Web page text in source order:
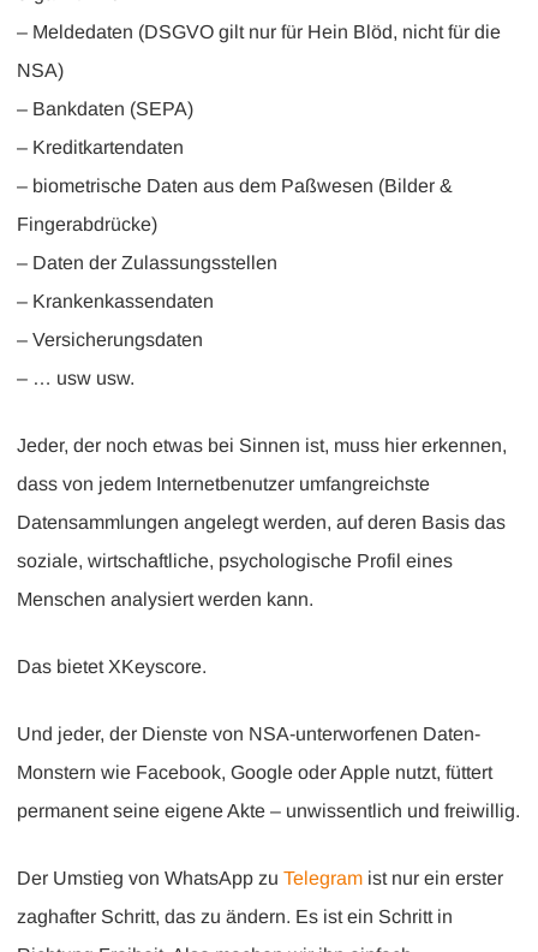
– Meldedaten (DSGVO gilt nur für Hein Blöd, nicht für die
NSA)
– Bankdaten (SEPA)
– Kreditkartendaten
– biometrische Daten aus dem Paßwesen (Bilder &
Fingerabdrücke)
– Daten der Zulassungsstellen
– Krankenkassendaten
– Versicherungsdaten
– … usw usw.
Jeder, der noch etwas bei Sinnen ist, muss hier erkennen,
dass von jedem Internetbenutzer umfangreichste
Datensammlungen angelegt werden, auf deren Basis das
soziale, wirtschaftliche, psychologische Profil eines
Menschen analysiert werden kann.
Das bietet XKeyscore.
Und jeder, der Dienste von NSA-unterworfenen Daten-
Monstern wie Facebook, Google oder Apple nutzt, füttert
permanent seine eigene Akte – unwissentlich und freiwillig.
Der Umstieg von WhatsApp zu Telegram ist nur ein erster
zaghafter Schritt, das zu ändern. Es ist ein Schritt in